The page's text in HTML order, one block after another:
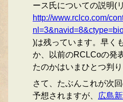
ース氏についての説明(
http://www.rclco.com/
)は残っています。早く
か、以前のRCLCoの発
たのかはいまひとつ判り
さて、たぶんこれが次
予想されますが、
広島